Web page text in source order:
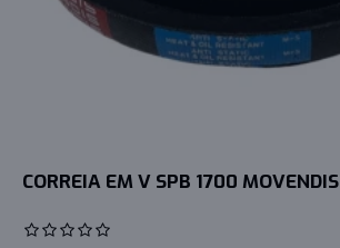
CORREIA EM V SPB 1700 MOVENDIS